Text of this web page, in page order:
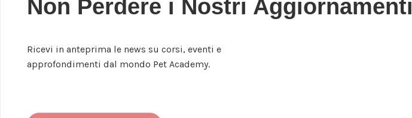
Non Perdere i Nostri Aggiornamenti
Ricevi in anteprima le news su corsi, eventi e
approfondimenti dal mondo Pet Academy.